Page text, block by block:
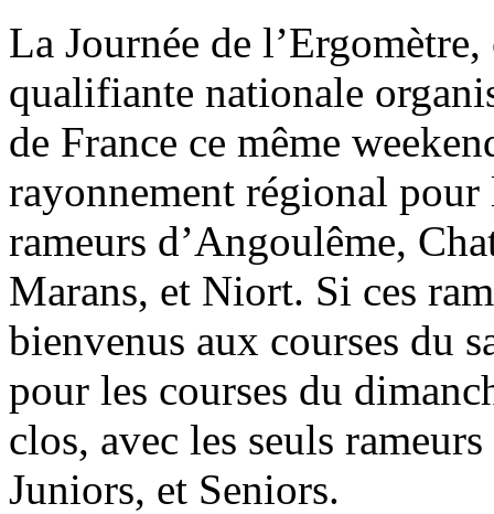
La Journée de l’Ergomètre,
qualifiante nationale
de France ce même
rayonnement régional
rameurs d’Angoulême,
Marans, et Niort. Si ces
bienvenus aux courses du
pour les courses du
clos, avec les seuls
Juniors, et Seniors.